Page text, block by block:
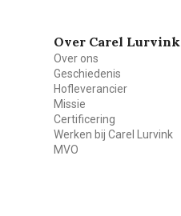
Over Carel Lurvink
Over ons
Geschiedenis
Hofleverancier
Missie
Certificering
Werken bij Carel Lurvink
MVO